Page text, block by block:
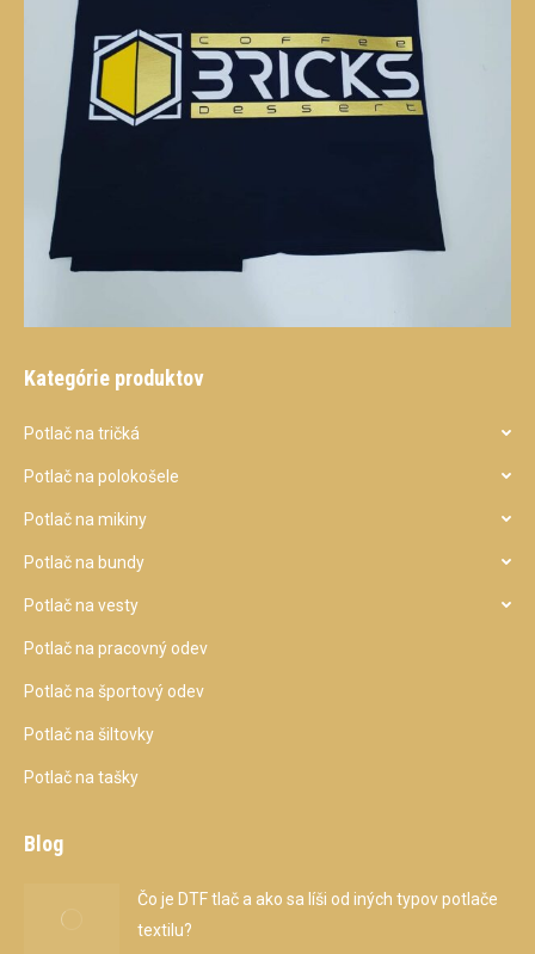
Kategórie produktov
Potlač na tričká
Potlač na polokošele
Potlač na mikiny
Potlač na bundy
Potlač na vesty
Potlač na pracovný odev
Potlač na športový odev
Potlač na šiltovky
Potlač na tašky
Blog
Čo je DTF tlač a ako sa líši od iných typov potlače
textilu?